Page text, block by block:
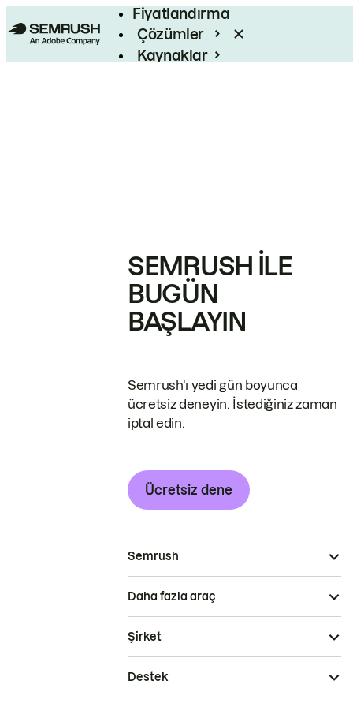
Fiyatlandırma
Çözümler
Kaynaklar
SEMRUSH ILE
BUGÜN
BAŞLAYIN
Semrush'ı yedi gün boyunca
ücretsiz deneyin. İstediğiniz zaman
iptal edin.
Ücretsiz dene
Semrush
Daha fazla araç
Şirket
Destek